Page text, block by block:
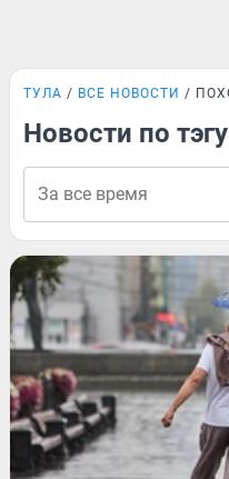
ТУЛА ВСЕ НОВОСТИ
Новости по